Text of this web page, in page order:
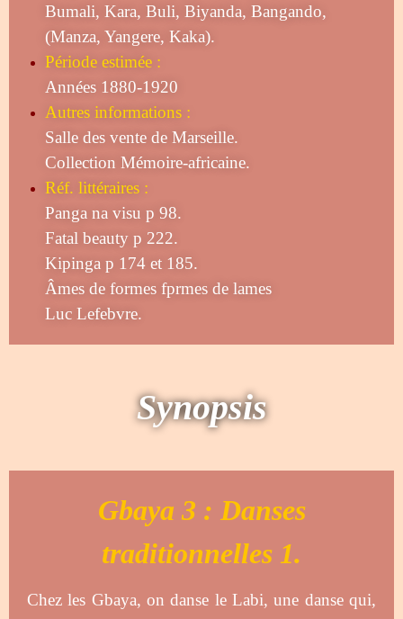
Bumali, Kara, Buli, Biyanda, Bangando,
(Manza, Yangere, Kaka).
Période estimée :
Années 1880-1920
Autres informations :
Salle des vente de Marseille.
Collection Mémoire-africaine.
Réf. littéraires :
Panga na visu p 98.
Fatal beauty p 222.
Kipinga p 174 et 185.
Âmes de formes fprmes de lames
Luc Lefebvre.
Synopsis
Gbaya 3 : Danses
traditionnelles 1.
Chez les Gbaya, on danse le Labi, une danse qui,